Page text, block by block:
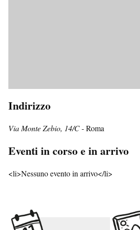
Indirizzo
Via Monte Zebio, 14/C- Roma
Eventi in corso e in arrivo
<li>Nessuno evento in arrivo</li>